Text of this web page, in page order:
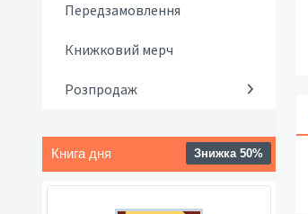
Передзамовлення
Книжковий мерч
Розпродаж
Книга дня Знижка 50%